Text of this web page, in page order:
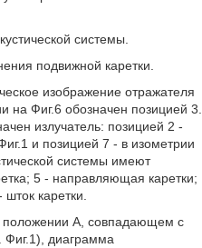
системы.
подвижной каретки.
изображение отражателя
на Фиг.6 обозначен позицией 3.
излучатель: позицией 2 -
и позицией 7 - в изометрии
системы имеют
5 - направляющая каретки;
каретки.
положении А, совпадающем с
Фиг.1), диаграмма